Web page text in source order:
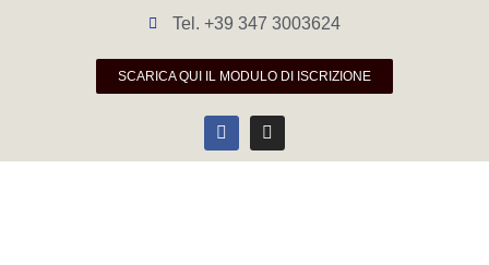
Tel. +39 347 3003624
SCARICA QUI IL MODULO DI ISCRIZIONE